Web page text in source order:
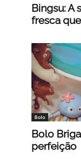
Bingsu: A
fresca
Bolo
Bolo
perfeição